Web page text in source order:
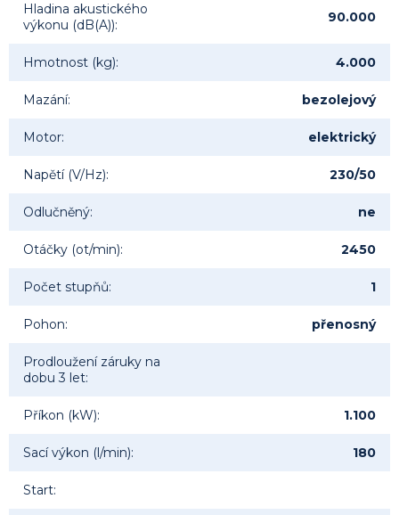
Hladina akustického
výkonu (dB(A)): 90.000
Hmotnost (kg): 4.000
Mazání: bezolejový
Motor: elektrický
Napětí (V/Hz): 230/50
Odlučněný: ne
Otáčky (ot/min): 2450
Počet stupňů: 1
Pohon: přenosný
Prodloužení záruky na
dobu 3 let:
Příkon (kW): 1.100
Sací výkon (l/min): 180
Start: